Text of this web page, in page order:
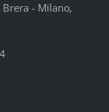
- Milano,